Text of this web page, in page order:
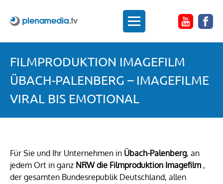
FILMPRODUKTION IMAGEFILM
ÜBACH-PALENBERG – IMAGEFILME
VIRAL BIS EMOTIONAL
Für Sie und Ihr Unternehmen in Übach-Palenberg, an
jedem Ort in ganz NRW die Filmproduktion Imagefilm ,
der gesamten Bundesrepublik Deutschland, allen